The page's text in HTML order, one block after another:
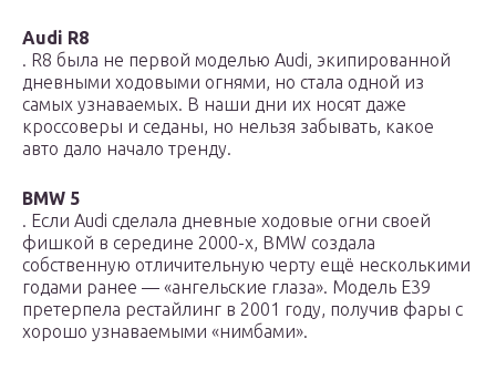
Audi R8
. R8 была не первой моделью Audi, экипированной
дневными ходовыми огнями, но стала одной из
самых узнаваемых. В наши дни их носят даже
кроссоверы и седаны, но нельзя забывать, какое
авто дало начало тренду.
BMW 5
. Если Audi сделала дневные ходовые огни своей
фишкой в середине 2000-х, BMW создала
собственную отличительную черту ещё несколькими
годами ранее — «ангельские глаза». Модель E39
претерпела рестайлинг в 2001 году, получив фары с
хорошо узнаваемыми «нимбами».